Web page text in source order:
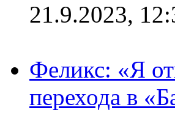
21.9.2023,
Феликс: «Я
перехода в